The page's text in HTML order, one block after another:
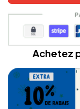
Achetez